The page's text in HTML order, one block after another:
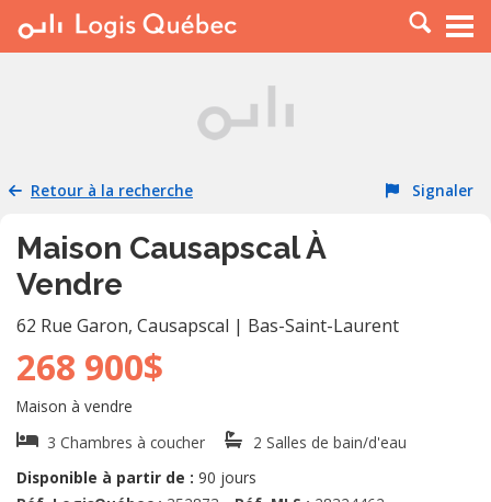
À LOUER
PLACER UNE ANNONCE
RESSOURCES
Retour à la recherche Signaler
Maison Causapscal À
Vendre
62 Rue Garon, Causapscal | Bas-Saint-Laurent
268 900$
Maison à vendre
3 Chambres à coucher
2 Salles de bain/d'eau
Disponible à partir de : 90 jours